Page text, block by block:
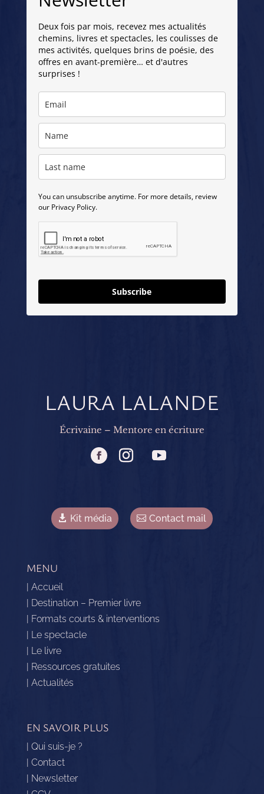
Deux fois par mois, recevez mes actualités
chemins, livres et spectacles, les coulisses de
mes activités, quelques brins de poésie, des
offres en avant-première… et d'autres
surprises !
You can unsubscribe anytime. For more details, review
our Privacy Policy.
Subscribe
LAURA LALANDE
Écrivaine – Mentore en écriture
Kit média Contact mail
MENU
| Accueil
| Destination – Premier livre
| Formats courts & interventions
| Le spectacle
| Le livre
| Ressources gratuites
| Actualités
EN SAVOIR PLUS
| Qui suis-je ?
| Contact
| Newsletter